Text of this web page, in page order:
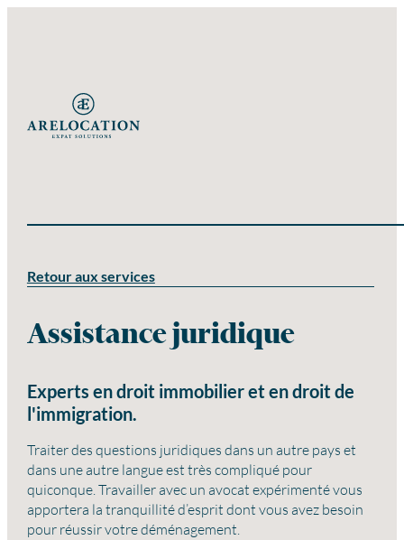
Retour aux services
Assistance juridique
Experts en droit immobilier et en droit de
l'immigration.
Traiter des questions juridiques dans un autre pays et
dans une autre langue est très compliqué pour
quiconque. Travailler avec un avocat expérimenté vous
apportera la tranquillité d’esprit dont vous avez besoin
pour réussir votre déménagement.